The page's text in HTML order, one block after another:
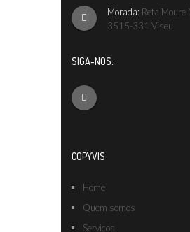
Morada: Reta Moure
3515-331 Viseu
SIGA-NOS:
COPYVIS
Home
Quem somos
Serviços